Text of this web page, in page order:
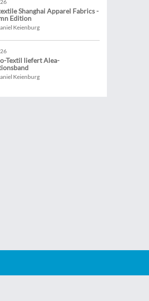
Shanghai Apparel Fabrics -
Edition
Keienburg
Textil liefert Alea-
Keienburg